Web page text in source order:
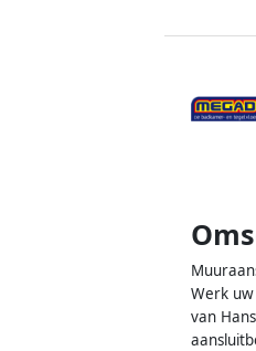
Werk
van